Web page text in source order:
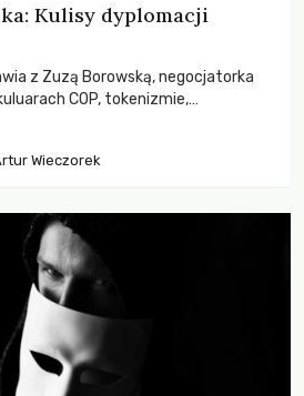
Kulisy dyplomacji
z Zuzą Borowską, negocjatorka
COP, tokenizmie,
Wieczorek